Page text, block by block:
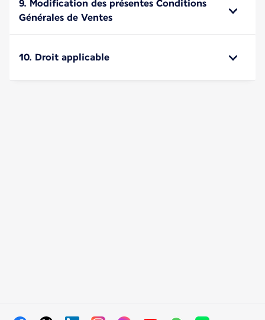
9. Modification des présentes Conditions
Générales de Ventes
10. Droit applicable